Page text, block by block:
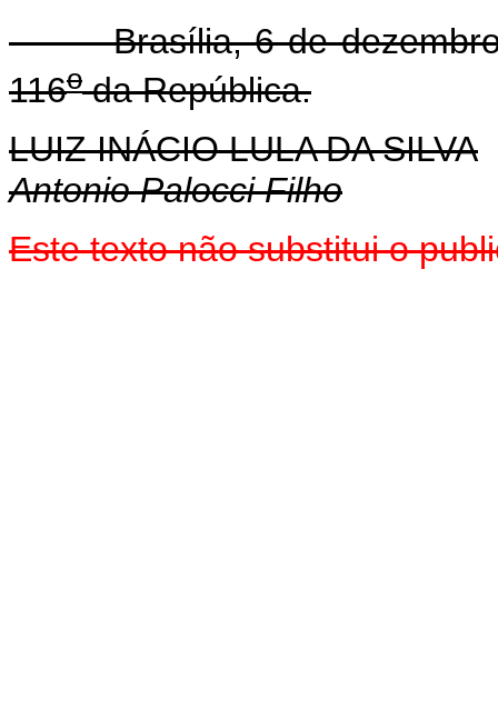
Brasília, 6 de dezembro
116oda República.
LUIZ INÁCIO LULA DA SILVA
Antonio Palocci Filho
Este texto não substitui o